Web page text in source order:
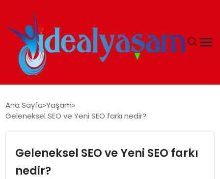
EKONOMI
İDEAL YAŞAM
Ana Sayfa Yaşam
Geleneksel SEO ve Yeni SEO farkı nedir?
Geleneksel SEO ve Yeni SEO farkı
nedir?